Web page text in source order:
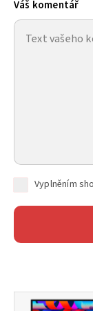
Váš komentář